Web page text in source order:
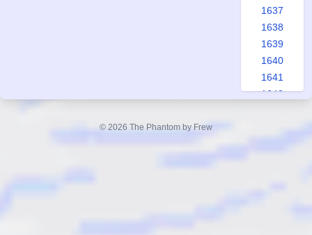
1637
1638
1639
1640
1641
1642
© 2026 The Phantom by Frew